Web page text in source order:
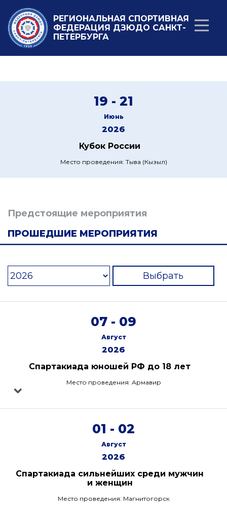
РЕГИОНАЛЬНАЯ СПОРТИВНАЯ
ФЕДЕРАЦИЯ ДЗЮДО САНКТ-
ПЕТЕРБУРГА
19 - 21
Июнь
2026
Кубок России
Место проведения: Тыва (Кызыл)
Предстоящие мероприятия
ПРОШЕДШИЕ МЕРОПРИЯТИЯ
Выбрать
07 - 09
Август
2026
Спартакиада юношей РФ до 18 лет
Место проведения: Армавир
01 - 02
Август
2026
Спартакиада сильнейших среди мужчин
и женщин
Место проведения: Магнитогорск